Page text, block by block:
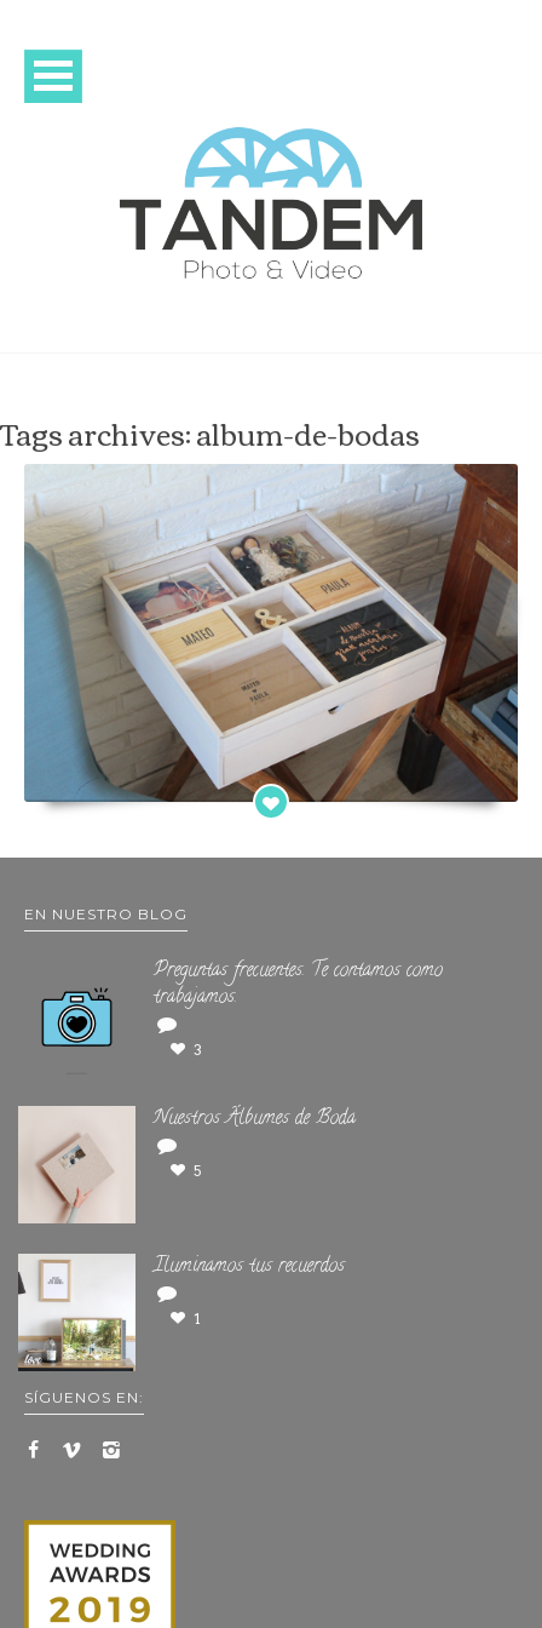
Tags archives: album-de-bodas
EN NUESTRO BLOG
Preguntas frecuentes. Te contamos como
trabajamos.
3
Nuestros Álbumes de Boda
5
Iluminamos tus recuerdos
1
SÍGUENOS EN: